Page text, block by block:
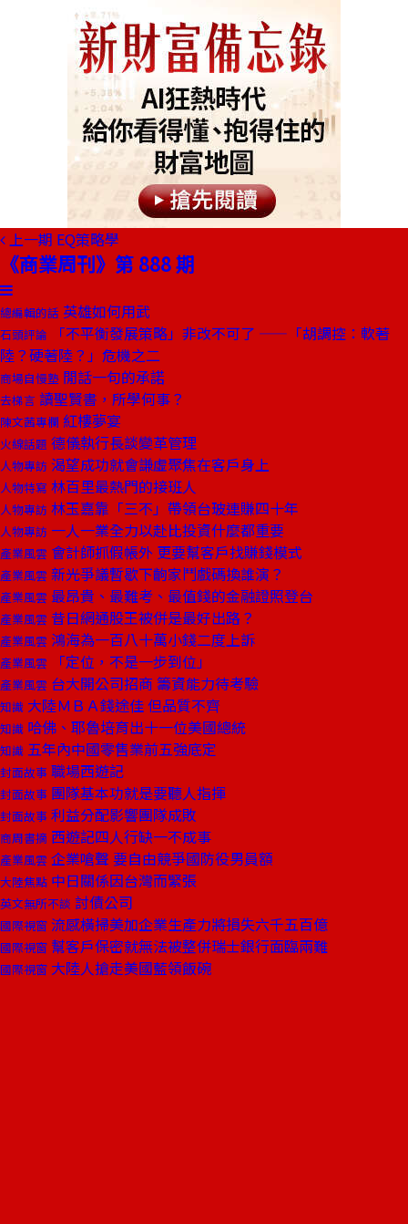
上一期 EQ策略學
《商業周刊》第 888 期
總編輯的話 英雄如何用武
石頭評論
「不平衡發展策略」非改不可了 ——「胡調控：軟著
陸？硬著陸？」危機之二
商場自慢塾 閒話一句的承諾
去梯言 讀聖賢書，所學何事？
陳文茜專欄 紅樓夢宴
火線話題 德儀執行長談變革管理
人物專訪 渴望成功就會謙虛聚焦在客戶身上
人物特寫 林百里最熱門的接班人
人物專訪 林玉嘉靠「三不」帶領台玻連賺四十年
人物專訪 一人一業全力以赴比投資什麼都重要
產業風雲 會計師抓假帳外 更要幫客戶找賺錢模式
產業風雲 新光爭議暫歇下齣家鬥戲碼換誰演？
產業風雲 最昂貴、最難考、最值錢的金融證照登台
產業風雲 昔日網通股王被併是最好出路？
產業風雲 鴻海為一百八十萬小錢二度上訴
產業風雲 「定位，不是一步到位」
產業風雲 台大開公司招商 籌資能力待考驗
知識 大陸ＭＢＡ錢途佳 但品質不齊
知識 哈佛、耶魯培育出十一位美國總統
知識 五年內中國零售業前五強底定
封面故事 職場西遊記
封面故事 團隊基本功就是要聽人指揮
封面故事 利益分配影響團隊成敗
商周書摘 西遊記四人行缺一不成事
產業風雲 企業嗆聲 要自由競爭國防役男員額
大陸焦點 中日關係因台灣而緊張
英文無所不談 討債公司
國際視窗 流感橫掃美加企業生產力將損失六千五百億
國際視窗 幫客戶保密就無法被整併瑞士銀行面臨兩難
國際視窗 大陸人搶走美國藍領飯碗